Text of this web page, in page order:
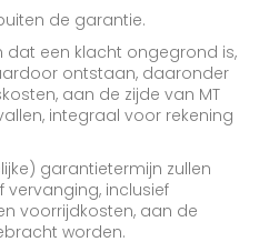
de garantie.
een klacht ongegrond is,
ontstaan, daaronder
aan de zijde van MT
integraal voor rekening
garantietermijn zullen
vervanging, inclusief
voorrijdkosten, aan de
worden.